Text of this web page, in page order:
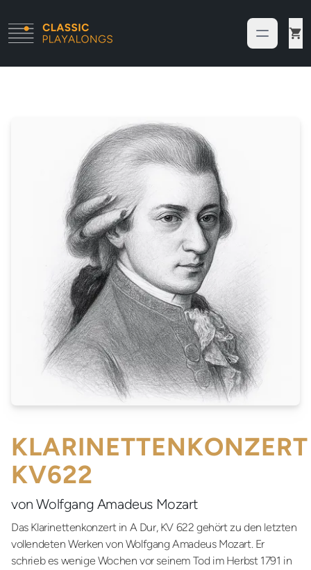
KLARINETTENKONZERT
KV622
von Wolfgang Amadeus Mozart
Das Klarinettenkonzert in A Dur, KV 622 gehört zu den letzten
vollendeten Werken von Wolfgang Amadeus Mozart. Er
schrieb es wenige Wochen vor seinem Tod im Herbst 1791 in